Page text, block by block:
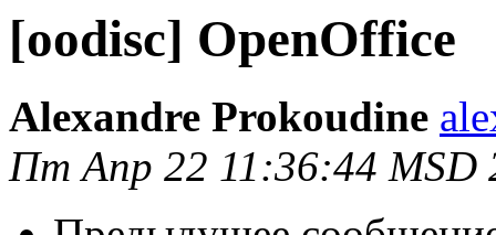
[oodisc] OpenOffice
Alexandre Prokoudine
Пт Апр 22 11:36:44 MSD